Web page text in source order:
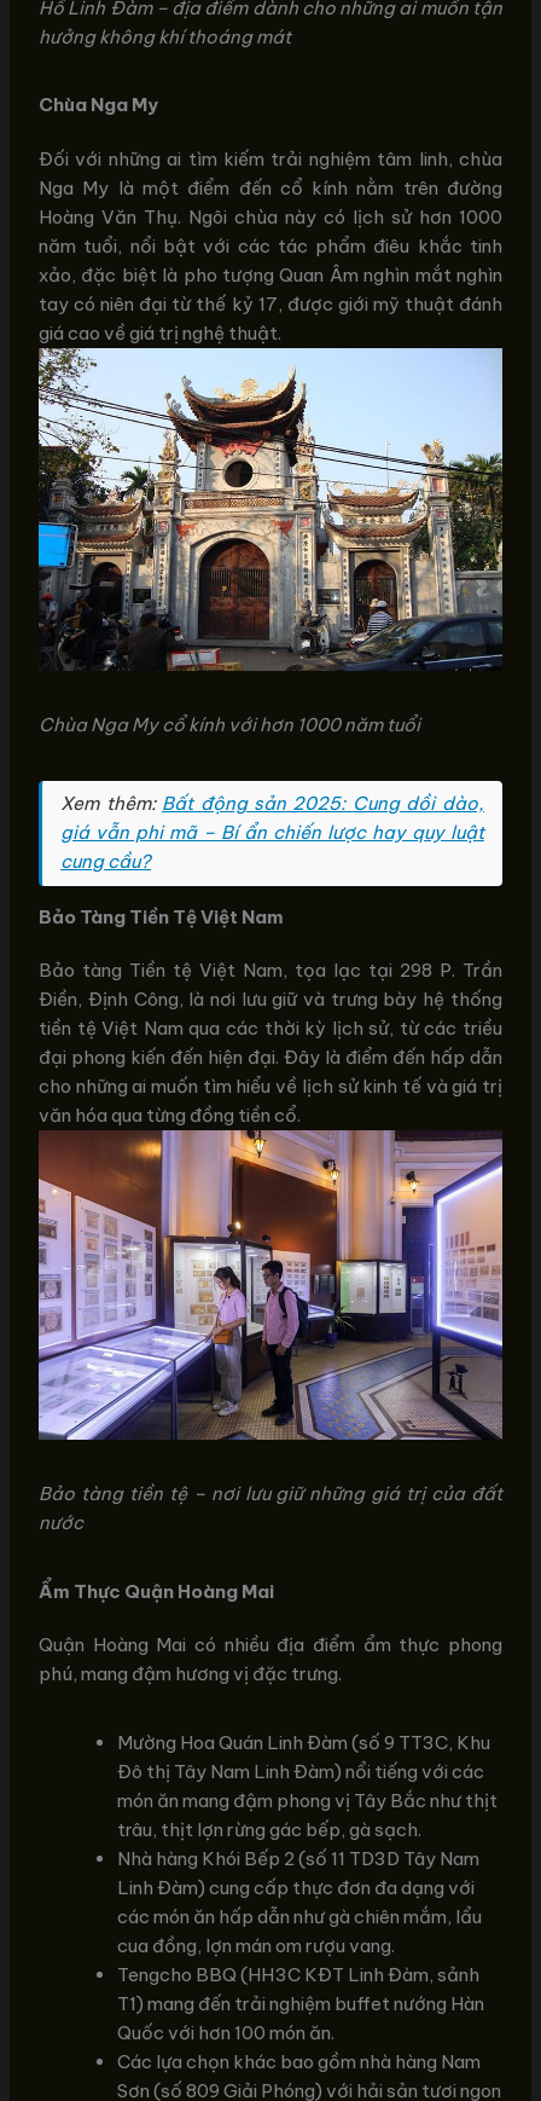
Hồ Linh Đàm – địa điểm dành cho những ai muốn tận
hưởng không khí thoáng mát
Chùa Nga My
Đối với những ai tìm kiếm trải nghiệm tâm linh, chùa
Nga My là một điểm đến cổ kính nằm trên đường
Hoàng Văn Thụ. Ngôi chùa này có lịch sử hơn 1000
năm tuổi, nổi bật với các tác phẩm điêu khắc tinh
xảo, đặc biệt là pho tượng Quan Âm nghìn mắt nghìn
tay có niên đại từ thế kỷ 17, được giới mỹ thuật đánh
giá cao về giá trị nghệ thuật.
Chùa Nga My cổ kính với hơn 1000 năm tuổi
Xem thêm: Bất động sản 2025: Cung dồi dào,
giá vẫn phi mã – Bí ẩn chiến lược hay quy luật
cung cầu?
Bảo Tàng Tiền Tệ Việt Nam
Bảo tàng Tiền tệ Việt Nam, tọa lạc tại 298 P. Trần
Điền, Định Công, là nơi lưu giữ và trưng bày hệ thống
tiền tệ Việt Nam qua các thời kỳ lịch sử, từ các triều
đại phong kiến đến hiện đại. Đây là điểm đến hấp dẫn
cho những ai muốn tìm hiểu về lịch sử kinh tế và giá trị
văn hóa qua từng đồng tiền cổ.
Bảo tàng tiền tệ – nơi lưu giữ những giá trị của đất
nước
Ẩm Thực Quận Hoàng Mai
Quận Hoàng Mai có nhiều địa điểm ẩm thực phong
phú, mang đậm hương vị đặc trưng.
Mường Hoa Quán Linh Đàm (số 9 TT3C, Khu
Đô thị Tây Nam Linh Đàm) nổi tiếng với các
món ăn mang đậm phong vị Tây Bắc như thịt
trâu, thịt lợn rừng gác bếp, gà sạch.
Nhà hàng Khói Bếp 2 (số 11 TD3D Tây Nam
Linh Đàm) cung cấp thực đơn đa dạng với
các món ăn hấp dẫn như gà chiên mắm, lẩu
cua đồng, lợn mán om rượu vang.
Tengcho BBQ (HH3C KĐT Linh Đàm, sảnh
T1) mang đến trải nghiệm buffet nướng Hàn
Quốc với hơn 100 món ăn.
Các lựa chọn khác bao gồm nhà hàng Nam
Sơn (số 809 Giải Phóng) với hải sản tươi ngon